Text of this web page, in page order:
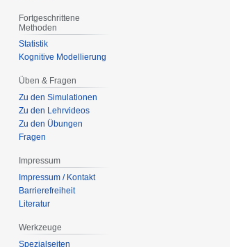
Fortgeschrittene
Methoden
Statistik
Kognitive Modellierung
Üben & Fragen
Zu den Simulationen
Zu den Lehrvideos
Zu den Übungen
Fragen
Impressum
Impressum / Kontakt
Barrierefreiheit
Literatur
Werkzeuge
Spezialseiten